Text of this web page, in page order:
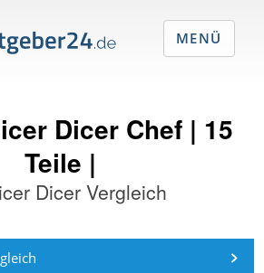
Dicer Chef | 15
Teile |
Dicer Vergleich
MENÜ